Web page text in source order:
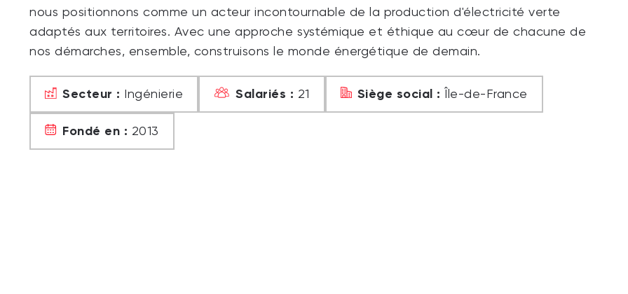
nous positionnons comme un acteur incontournable de la production d'électricité verte
adaptés aux territoires. Avec une approche systémique et éthique au cœur de chacune de
nos démarches, ensemble, construisons le monde énergétique de demain.
Secteur : Ingénierie Salariés : 21 Siège social : Île-de-France
Fondé en : 2013